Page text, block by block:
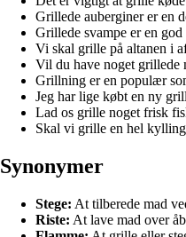
Grillede auberginer er en
Grillede svampe er en
Vi skal grille på altanen i
Vil du have noget grillede
Grillning er en populær
Jeg har lige købt en ny
Lad os grille noget frisk
Skal vi grille en hel
Synonymer
Stege: At tilberede mad
Riste: At lave mad over